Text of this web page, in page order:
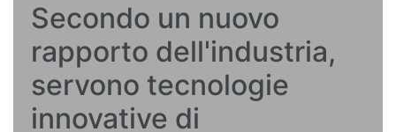
Secondo un nuovo
rapporto dell'industria,
servono tecnologie
innovative di